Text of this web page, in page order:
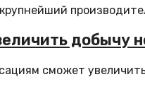
добычу
сможет